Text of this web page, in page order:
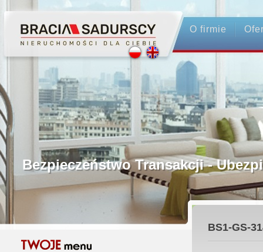
O firmie
Profesjonalne Pośrednictwo
Bezpieczeństwo Transakcji -
Licencjonowani Pośrednicy
Gwarancja Zwrotu ZadatkuBS1-GS-